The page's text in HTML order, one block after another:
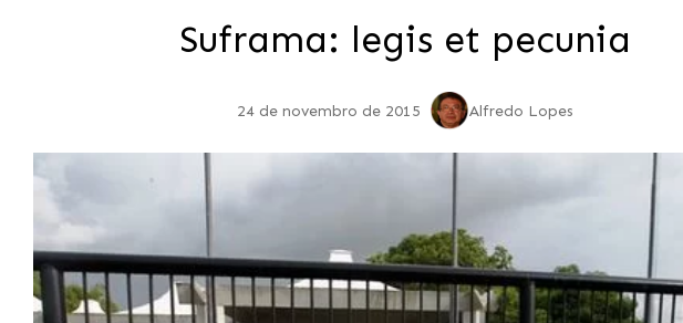
Suframa: legis et pecunia
24 de novembro de 2015 Alfredo Lopes